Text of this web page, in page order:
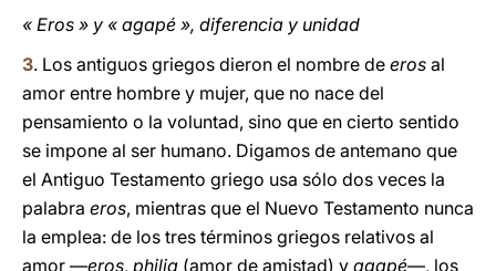
« Eros » y « agapé », diferencia y unidad
3. Los antiguos griegos dieron el nombre de eros al
amor entre hombre y mujer, que no nace del
pensamiento o la voluntad, sino que en cierto sentido
se impone al ser humano. Digamos de antemano que
el Antiguo Testamento griego usa sólo dos veces la
palabra eros, mientras que el Nuevo Testamento nunca
la emplea: de los tres términos griegos relativos al
amor —eros, philia (amor de amistad) y agapé—, los